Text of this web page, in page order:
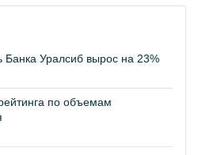
Банка Уралсиб вырос на 23%
по объемам